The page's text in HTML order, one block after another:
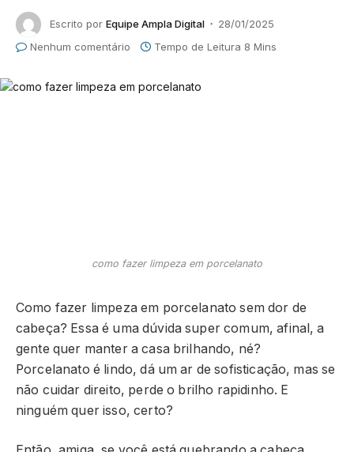
Escrito por Equipe Ampla Digital
28/01/2025
Nenhum comentário
Tempo de Leitura 8 Mins
como fazer limpeza em porcelanato
Como fazer limpeza em porcelanato sem dor de
cabeça? Essa é uma dúvida super comum, afinal, a
gente quer manter a casa brilhando, né?
Porcelanato é lindo, dá um ar de sofisticação, mas se
não cuidar direito, perde o brilho rapidinho. E
ninguém quer isso, certo?